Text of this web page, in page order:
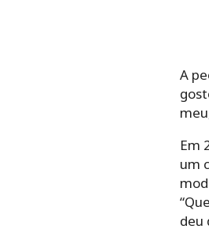
A
Em
um
deu